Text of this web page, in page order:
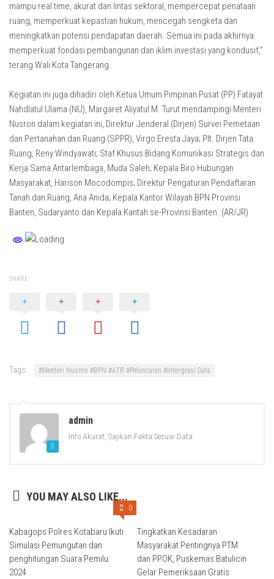
mampu real time, akurat dan lintas sektoral, mempercepat penataan
ruang, memperkuat kepastian hukum, mencegah sengketa dan
meningkatkan potensi pendapatan daerah. Semua ini pada akhirnya
memperkuat fondasi pembangunan dan iklim investasi yang kondusif,”
terang Wali Kota Tangerang.
Kegiatan ini juga dihadiri oleh Ketua Umum Pimpinan Pusat (PP) Fatayat
Nahdlatul Ulama (NU), Margaret Aliyatul M. Turut mendampingi Menteri
Nusron dalam kegiatan ini, Direktur Jenderal (Dirjen) Survei Pemetaan
dan Pertanahan dan Ruang (SPPR), Virgo Eresta Jaya; Plt. Dirjen Tata
Ruang, Reny Windyawati; Staf Khusus Bidang Komunikasi Strategis dan
Kerja Sama Antarlembaga, Muda Saleh; Kepala Biro Hubungan
Masyarakat, Harison Mocodompis; Direktur Pengaturan Pendaftaran
Tanah dan Ruang, Ana Anida; Kepala Kantor Wilayah BPN Provinsi
Banten, Sudaryanto dan Kepala Kantah se-Provinsi Banten. (AR/JR)
SHARE
Tags: #Menteri Nusron #BPN #ATR #Peluncuran #Intergrasi Data
admin
Info Akurat, Sajikan Fakta Sesuai Data
YOU MAY ALSO LIKE...
0
Kabagops Polres Kotabaru Ikuti
Simulasi Pemungutan dan
penghitungan Suara Pemilu
2024
Tingkatkan Kesadaran
Masyarakat Pentingnya PTM
dan PPOK, Puskemas Batulicin
Gelar Pemeriksaan Gratis